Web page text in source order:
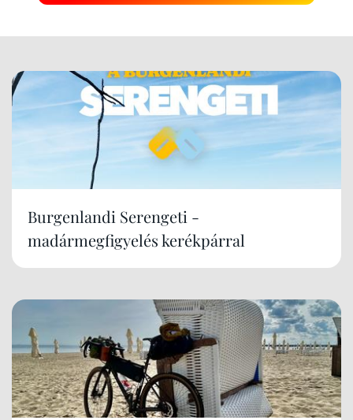
Burgenlandi Serengeti -
madármegfigyelés kerékpárral